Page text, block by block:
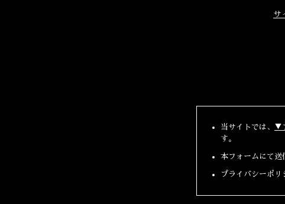
サ
当サイトでは、 ▼
す。
本フォームにて送
プライバシーポリ